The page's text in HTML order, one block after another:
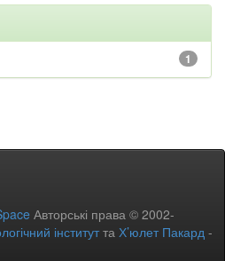
1
Авторські права © 2002-
інститутта Х’юлет Пакард -